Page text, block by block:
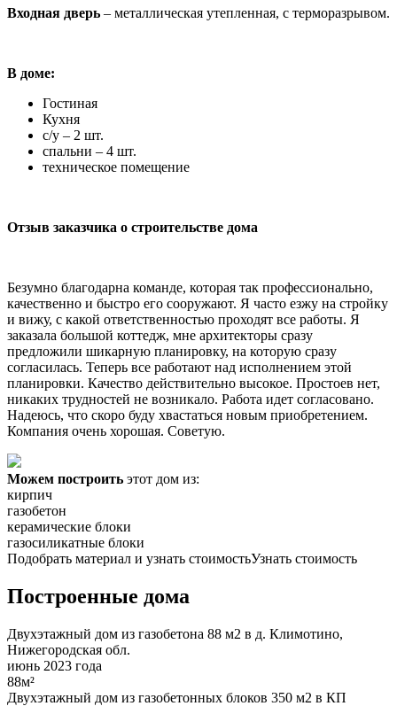
Входная дверь – металлическая утепленная, с терморазрывом.
В доме:
Гостиная
Кухня
с/у – 2 шт.
спальни – 4 шт.
техническое помещение
Отзыв заказчика о строительстве дома
Безумно благодарна команде, которая так профессионально,
качественно и быстро его сооружают. Я часто езжу на стройку
и вижу, с какой ответственностью проходят все работы. Я
заказала большой коттедж, мне архитекторы сразу
предложили шикарную планировку, на которую сразу
согласилась. Теперь все работают над исполнением этой
планировки. Качество действительно высокое. Простоев нет,
никаких трудностей не возникало. Работа идет согласовано.
Надеюсь, что скоро буду хвастаться новым приобретением.
Компания очень хорошая. Советую.
Можем построить этот дом из:
кирпич
газобетон
керамические блоки
газосиликатные блоки
Подобрать материал и узнать стоимостьУзнать стоимость
Построенные дома
Двухэтажный дом из газобетона 88 м2 в д. Климотино,
Нижегородская обл.
июнь 2023 года
88м²
Двухэтажный дом из газобетонных блоков 350 м2 в КП